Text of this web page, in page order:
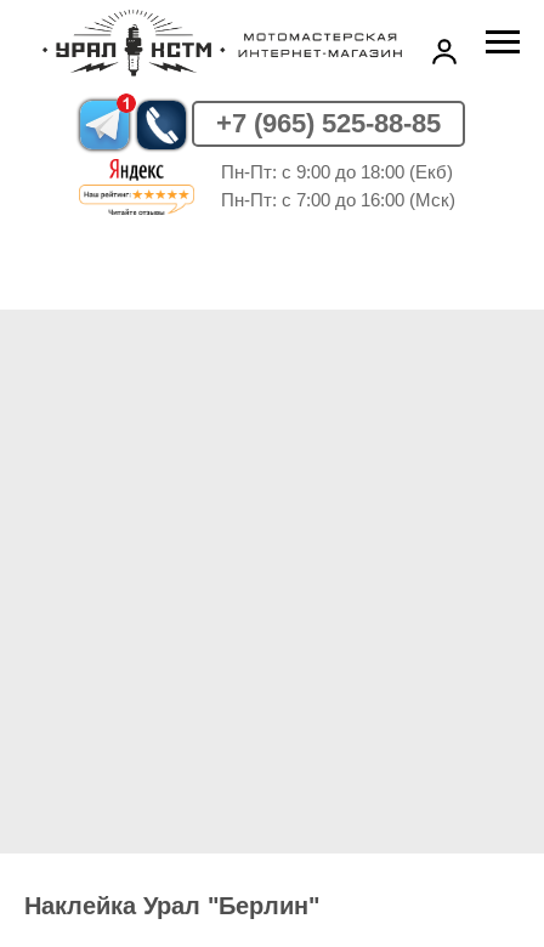
+7 (965) 525-88-85
Пн-Пт: c 9:00 до 18:00 (Екб)
Пн-Пт: c 7:00 до 16:00 (Мск)
Наклейка Урал "Берлин"